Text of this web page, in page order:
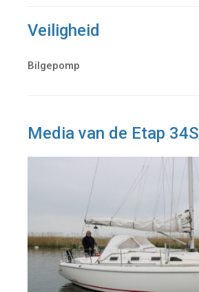
Veiligheid
Bilgepomp
Media van de Etap 34S